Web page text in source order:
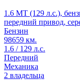
1.6 MT (129 л.с.),
передний привод,
Бензин
98659 км.
1.6 / 129 л.с.
Передний
Механика
2 владельца